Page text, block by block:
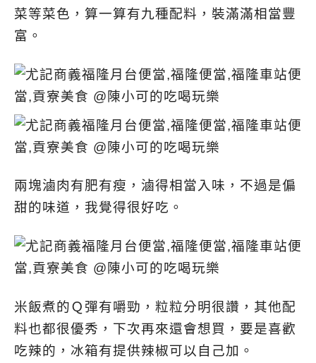
菜等菜色，算一算有九種配料，裝滿滿相當豐
富。
兩塊滷肉有肥有瘦，滷得相當入味，不過是偏
甜的味道，我覺得很好吃。
米飯煮的Ｑ彈有嚼勁，粒粒分明很讚，其他配
料也都很優秀，下次再來還會想買，要是喜歡
吃辣的，冰箱有提供辣椒可以自己加。